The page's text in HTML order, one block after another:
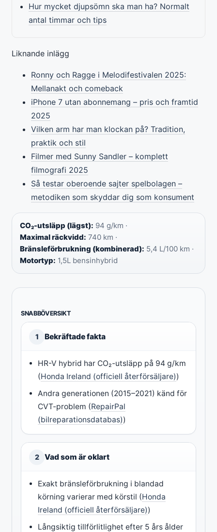
Hur mycket djupsömn ska man ha? Normalt
antal timmar och tips
Liknande inlägg
Ronny och Ragge i Melodifestivalen 2025:
Mellanakt och comeback
iPhone 7 utan abonnemang – pris och framtid
2025
Vilken arm har man klockan på? Tradition,
praktik och stil
Filmer med Sunny Sandler – komplett
filmografi 2025
Så testar oberoende sajter spelbolagen –
metodiken som skyddar dig som konsument
CO₂-utsläpp (lägst): 94 g/km ·
Maximal räckvidd: 740 km ·
Bränsleförbrukning (kombinerad): 5,4 L/100 km ·
Motortyp: 1,5L bensinhybrid
SNABBÖVERSIKT
1 Bekräftade fakta
HR-V hybrid har CO₂-utsläpp på 94 g/km
(Honda Ireland (officiell återförsäljare))
Andra generationen (2015–2021) känd för
CVT-problem (RepairPal
(bilreparationsdatabas))
2 Vad som är oklart
Exakt bränsleförbrukning i blandad
körning varierar med körstil (Honda
Ireland (officiell återförsäljare))
Långsiktig tillförlitlighet efter 5 års ålder